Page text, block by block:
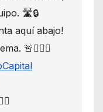
🛣️🔒
aquí abajo!
🚨🙋🏾‍♂️